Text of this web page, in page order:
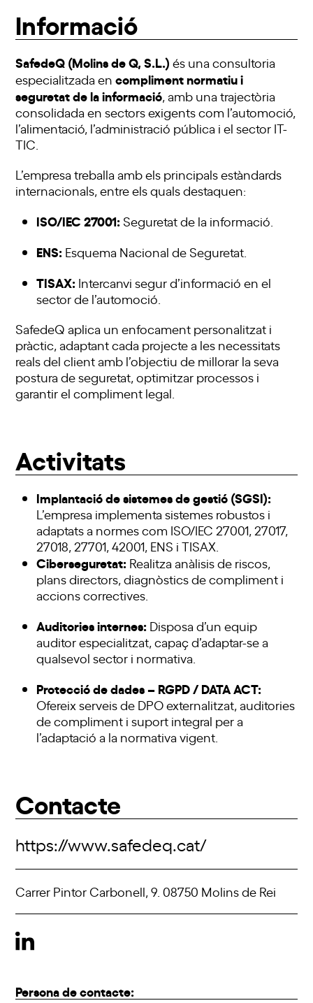
Informació
SafedeQ (Molins de Q, S.L.) és una consultoria
especialitzada encompliment normatiu i
seguretat de la informació , amb una trajectòria
consolidada en sectors exigents com l’automoció,
l’alimentació, l’administració pública i el sector IT-
TIC.
L’empresa treballa amb els principals estàndards
internacionals, entre els quals destaquen:
ISO/IEC 27001: Seguretat de la informació.
ENS: Esquema Nacional de Seguretat.
TISAX: Intercanvi segur d’informació en el
sector de l’automoció.
SafedeQ aplica un enfocament personalitzat i
pràctic, adaptant cada projecte a les necessitats
reals del client amb l’objectiu de millorar la seva
postura de seguretat, optimitzar processos i
garantir el compliment legal.
Activitats
Implantació de sistemes de gestió (SGSI):
L’empresa implementa sistemes robustos i
adaptats a normes com ISO/IEC 27001, 27017,
27018, 27701, 42001, ENS i TISAX.
Ciberseguretat: Realitza anàlisis de riscos,
plans directors, diagnòstics de compliment i
accions correctives.
Auditories internes: Disposa d’un equip
auditor especialitzat, capaç d’adaptar-se a
qualsevol sector i normativa.
Protecció de dades – RGPD / DATA ACT:
Ofereix serveis de DPO externalitzat, auditories
de compliment i suport integral per a
l’adaptació a la normativa vigent.
Contacte
https://www.safedeq.cat/
Carrer Pintor Carbonell, 9. 08750 Molins de Rei
Persona de contacte: